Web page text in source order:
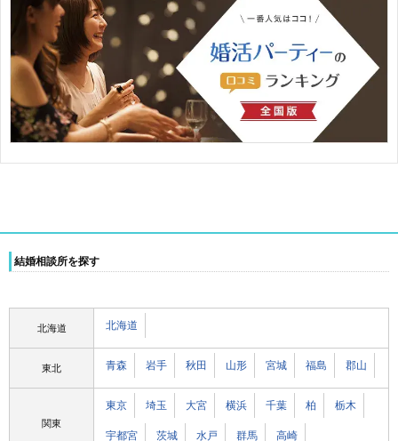
結婚相談所を探す
北海道 北海道
東北 青森 岩手 秋田 山形 宮城 福島 郡山
関東
東京 埼玉 大宮 横浜 千葉 柏 栃木
宇都宮 茨城 水戸 群馬 高崎